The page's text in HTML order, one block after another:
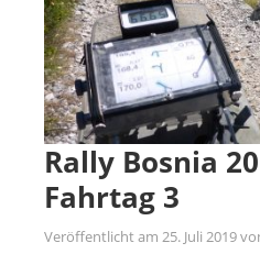
Rally Bosnia
Fahrtag 3
Veröffentlicht am 25. Juli 2019